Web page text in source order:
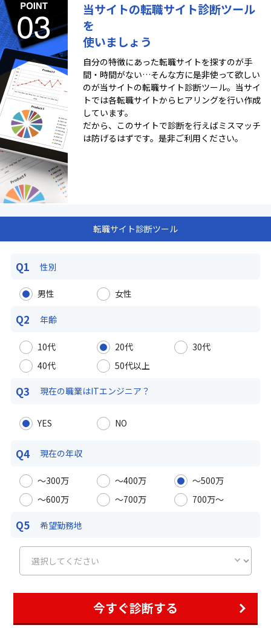
当サイトの転職サイト診断ツール
を
使いましょう
自分の特徴にあった転職サイトを探すのが手
間・時間がない…そんな方に是非使って欲しい
のが当サイトの転職サイト診断ツール。当サイ
トでは各転職サイトからヒアリングを行い作成
しています。
だから、このサイトで診断を行えばミスマッチ
は防げるはずです。是非ご利用ください。
転職サイト診断ツール
Q1 性別
男性 女性
Q2 年齢
10代 20代
30代
40代
50代以上
Q3 現在の職業はITエンジニア？
YES NO
Q4 現在の年収
〜300万 〜400万
〜500万
〜600万
〜700万 700万〜
Q5 希望勤務地
今すぐ診断する